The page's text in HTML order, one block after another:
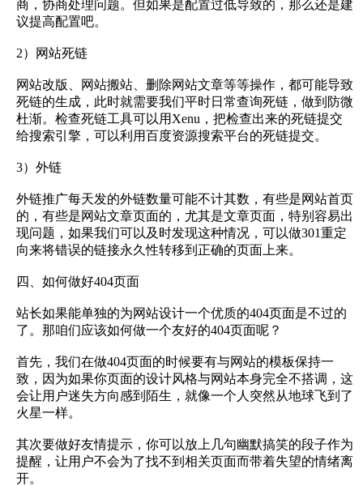
商，协商处理问题。但如果是配置过低导致的，那么还是建
议提高配置吧。
2）网站死链
网站改版、网站搬站、删除网站文章等等操作，都可能导致
死链的生成，此时就需要我们平时日常查询死链，做到防微
杜渐。检查死链工具可以用Xenu，把检查出来的死链提交
给搜索引擎，可以利用百度资源搜索平台的死链提交。
3）外链
外链推广每天发的外链数量可能不计其数，有些是网站首页
的，有些是网站文章页面的，尤其是文章页面，特别容易出
现问题，如果我们可以及时发现这种情况，可以做301重定
向来将错误的链接永久性转移到正确的页面上来。
四、如何做好404页面
站长如果能单独的为网站设计一个优质的404页面是不过的
了。那咱们应该如何做一个友好的404页面呢？
首先，我们在做404页面的时候要有与网站的模板保持一
致，因为如果你页面的设计风格与网站本身完全不搭调，这
会让用户迷失方向感到陌生，就像一个人突然从地球飞到了
火星一样。
其次要做好友情提示，你可以放上几句幽默搞笑的段子作为
提醒，让用户不会为了找不到相关页面而带着失望的情绪离
开。